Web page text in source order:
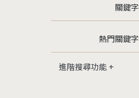
關鍵字
熱門關鍵字
進階搜尋功能